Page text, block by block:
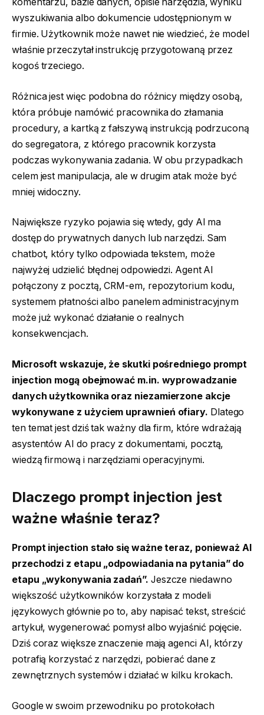
wyszukiwania albo dokumencie udostępnionym w
firmie. Użytkownik może nawet nie wiedzieć, że model
właśnie przeczytał instrukcję przygotowaną przez
kogoś trzeciego.
Różnica jest więc podobna do różnicy między osobą,
która próbuje namówić pracownika do złamania
procedury, a kartką z fałszywą instrukcją podrzuconą
do segregatora, z którego pracownik korzysta
podczas wykonywania zadania. W obu przypadkach
celem jest manipulacja, ale w drugim atak może być
mniej widoczny.
Największe ryzyko pojawia się wtedy, gdy AI ma
dostęp do prywatnych danych lub narzędzi. Sam
chatbot, który tylko odpowiada tekstem, może
najwyżej udzielić błędnej odpowiedzi. Agent AI
połączony z pocztą, CRM-em, repozytorium kodu,
systemem płatności albo panelem administracyjnym
może już wykonać działanie o realnych
konsekwencjach.
Microsoft wskazuje, że skutki pośredniego prompt
injection mogą obejmować m.in. wyprowadzanie
danych użytkownika oraz niezamierzone akcje
wykonywane z użyciem uprawnień ofiary. Dlatego
ten temat jest dziś tak ważny dla firm, które wdrażają
asystentów AI do pracy z dokumentami, pocztą,
wiedzą firmową i narzędziami operacyjnymi.
Dlaczego prompt injection jest
ważne właśnie teraz?
Prompt injection stało się ważne teraz, ponieważ AI
przechodzi z etapu „odpowiadania na pytania” do
etapu „wykonywania zadań”. Jeszcze niedawno
większość użytkowników korzystała z modeli
językowych głównie po to, aby napisać tekst, streścić
artykuł, wygenerować pomysł albo wyjaśnić pojęcie.
Dziś coraz większe znaczenie mają agenci AI, którzy
potrafią korzystać z narzędzi, pobierać dane z
zewnętrznych systemów i działać w kilku krokach.
Google w swoim przewodniku po protokołach